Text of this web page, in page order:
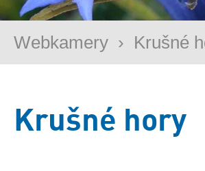
Webkamery › Krušné
Krušné hory